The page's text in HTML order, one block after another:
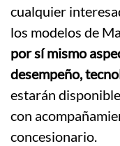
cualquier
los modelos de
por sí mismo
desempeño,
estarán
con
concesionario.